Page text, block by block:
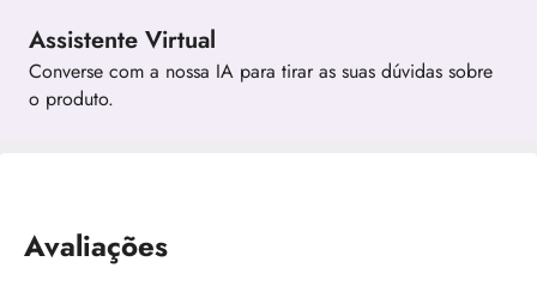
Assistente Virtual
Converse com a nossa IA para tirar as suas dúvidas sobre
o produto.
Avaliações